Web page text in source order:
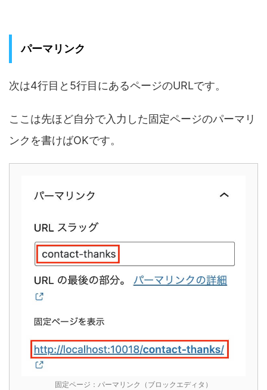
パーマリンク
次は4行目と5行目にあるページのURLです。
ここは先ほど自分で入力した固定ページのパーマリ
ンクを書けばOKです。
固定ページ：パーマリンク（ブロックエディタ）